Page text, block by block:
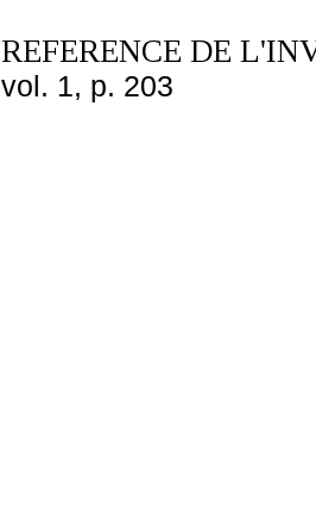
REFERENCE DE
vol. 1, p. 203